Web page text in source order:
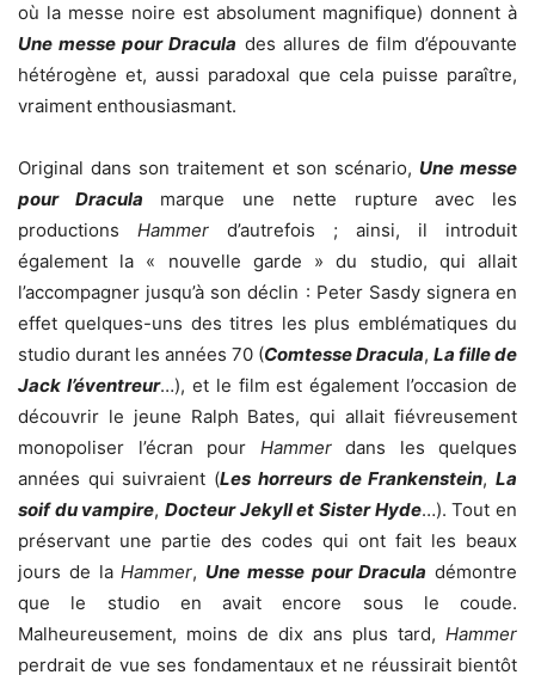
où la messe noire est absolument magnifique) donnent à
Une messe pour Dracula des allures de film d’épouvante
hétérogène et, aussi paradoxal que cela puisse paraître,
vraiment enthousiasmant.
Original dans son traitement et son scénario, Une messe
pour Dracula marque une nette rupture avec les
productions Hammer d’autrefois ; ainsi, il introduit
également la « nouvelle garde » du studio, qui allait
l’accompagner jusqu’à son déclin : Peter Sasdy signera en
effet quelques-uns des titres les plus emblématiques du
studio durant les années 70 (Comtesse Dracula, La fille de
Jack l’éventreur…), et le film est également l’occasion de
découvrir le jeune Ralph Bates, qui allait fiévreusement
monopoliser l’écran pour Hammerdans les quelques
années qui suivraient (Les horreurs de Frankenstein,La
soif du vampire,Docteur Jekyll et Sister Hyde…). Tout en
préservant une partie des codes qui ont fait les beaux
jours de laHammer, Une messe pour Dracula démontre
que le studio en avait encore sous le coude.
Malheureusement, moins de dix ans plus tard, Hammer
perdrait de vue ses fondamentaux et ne réussirait bientôt